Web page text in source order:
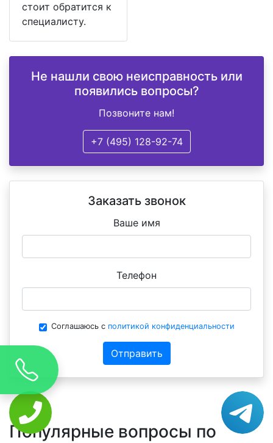
стоит обратится к
специалисту.
Не нашли свою неисправность или
появились вопросы?
Позвоните нам!
+7 (495) 128-92-74
Заказать звонок
Ваше имя
Телефон
Соглашаюсь с политикой конфиденциальности
Отправить
Популярные вопросы по